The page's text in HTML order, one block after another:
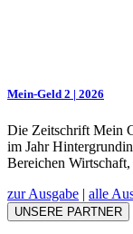
Mein-Geld 2 | 2026
Die Zeitschrift Mein
im Jahr
Bereichen
zur Ausgabe | alle
UNSERE PARTNER